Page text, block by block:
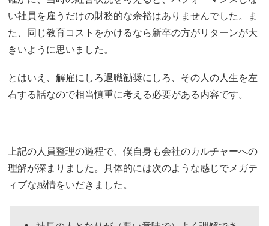
い社員を雇うだけの財務的な余裕はありませんでした。ま
た、同じ教育コストをかけるなら新卒の方がリターンが大
きいように思いました。
とはいえ、解雇にしろ退職勧奨にしろ、その人の人生を左
右する話なので相当慎重に考える必要がある内容です。
上記の人員整理の過程で、僕自身も会社のカルチャーへの
理解が深まりました。具体的には次のような感じでメガテ
ィブな感情をいだきました。